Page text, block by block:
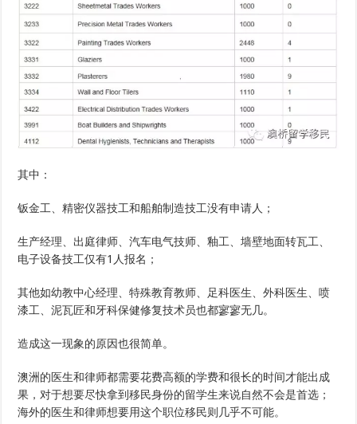
其中：
钣金工、精密仪器技工和船舶制造技工没有申请人；
生产经理、出庭律师、汽车电气技师、釉工、墙壁地面转瓦工、
电子设备技工仅有1人报名；
其他如幼教中心经理、特殊教育教师、足科医生、外科医生、喷
漆工、泥瓦匠和牙科保健修复技术员也都寥寥无几。
造成这一现象的原因也很简单。
澳洲的医生和律师都需要花费高额的学费和很长的时间才能出成
果，对于想要尽快拿到移民身份的留学生来说自然不会是首选；
海外的医生和律师想要用这个职位移民则几乎不可能。